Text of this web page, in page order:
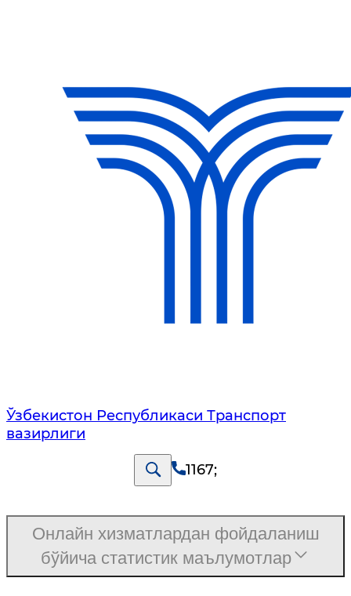
Ўзбекистон Республикаси Транспорт
вазирлиги
1167;
Онлайн хизматлардан фойдаланиш
бўйича статистик маълумотлар